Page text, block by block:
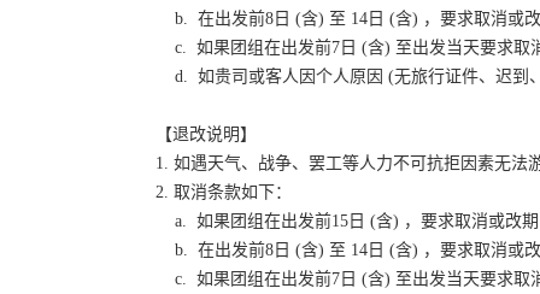
b. 在出发前8日 (含) 至 14日 (含) ，要求取消或
c. 如果团组在出发前7日 (含) 至出发当天要求取
d. 如贵司或客人因个人原因 (无旅行证件、迟到
【退改说明】
1. 如遇天气、战争、罢工等人力不可抗拒因素无
2. 取消条款如下：
a. 如果团组在出发前15日 (含) ，要求取消或改
b. 在出发前8日 (含) 至 14日 (含) ，要求取消或
c. 如果团组在出发前7日 (含) 至出发当天要求取